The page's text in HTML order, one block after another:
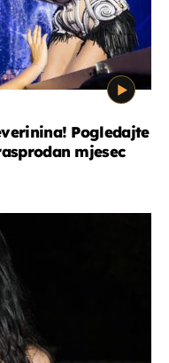
Pogledajte
mjesec